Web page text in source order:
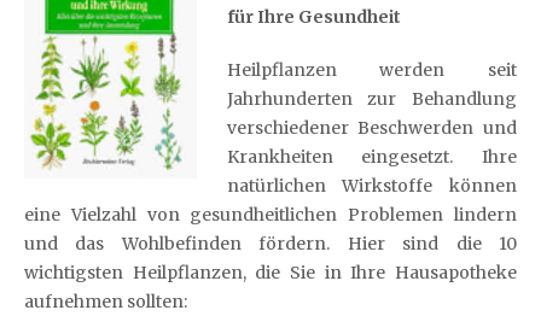
für Ihre Gesundheit
Heilpflanzen werden seit
Jahrhunderten zur Behandlung
verschiedener Beschwerden und
Krankheiten eingesetzt. Ihre
natürlichen Wirkstoffe können
eine Vielzahl von gesundheitlichen Problemen lindern
und das Wohlbefinden fördern. Hier sind die 10
wichtigsten Heilpflanzen, die Sie in Ihre Hausapotheke
aufnehmen sollten: